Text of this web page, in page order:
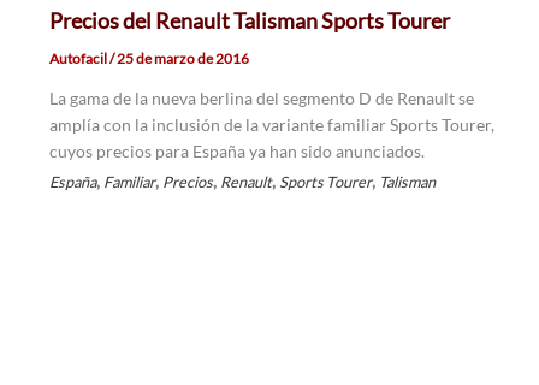
Precios del Renault Talisman Sports Tourer
Autofacil/25 de marzo de 2016
La gama de la nueva berlina del segmento D de Renault se
amplía con la inclusión de la variante familiar Sports Tourer,
cuyos precios para España ya han sido anunciados.
España, Familiar, Precios, Renault, Sports Tourer, Talisman